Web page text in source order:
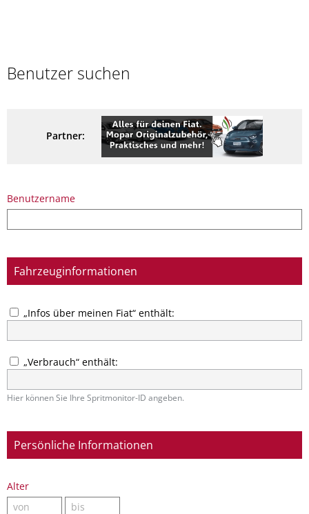
Benutzer suchen
Partner:
Benutzername
Fahrzeuginformationen
„Infos über meinen Fiat“ enthält:
„Verbrauch“ enthält:
Hier können Sie Ihre Spritmonitor-ID angeben.
Persönliche Informationen
Alter